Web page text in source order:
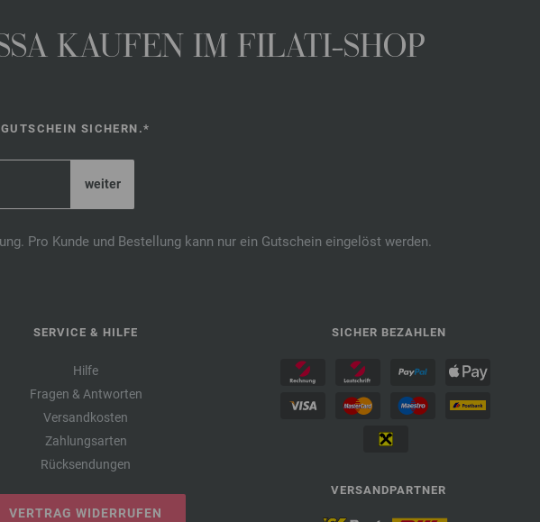
KAUFEN IM FILATI-SHOP
SICHERN.*
Pro Kunde und Bestellung kann nur ein Gutschein eingelöst werden.
SERVICE & HILFE
Hilfe
Fragen & Antworten
Versandkosten
Zahlungsarten
Rücksendungen
VERTRAG WIDERRUFEN
SICHER BEZAHLEN
VERSANDPARTNER